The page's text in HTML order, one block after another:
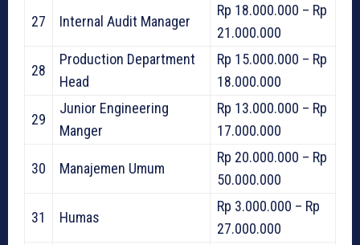
27 Internal Audit Manager
Rp 18.000.000 – Rp
21.000.000
28
Production Department
Head
Rp 15.000.000 – Rp
18.000.000
29
Junior Engineering
Manger
Rp 13.000.000 – Rp
17.000.000
30 Manajemen Umum
Rp 20.000.000 – Rp
50.000.000
31 Humas
Rp 3.000.000 – Rp
27.000.000